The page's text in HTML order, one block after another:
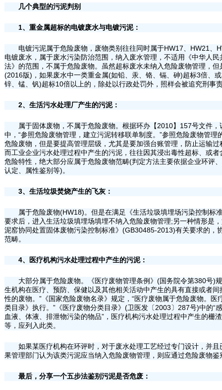
几个典型的污泥判别
1、重金属超标的电镀废水与电镀污泥：
电镀污泥属于危险废物，废物类别往往同时属于HW17、HW21、
电镀废水，属于废水污染防治范围，纳入废水管理，不适用《中华人
法》的范围，不属于危险废物。虽然超标废水未纳入危险废物管理，
(2016版)，如果废水中一类重金属(如铅、汞、铬、镉、砷)超标3倍、
锌、锰、钒)超标10倍以上的，除处以行政处罚外，照样会被追究刑事
2、生活污水处理厂产生的污泥：
属于固体废物，不属于危险废物。根据环办【2010】157号文件
中，“参照危险废物管理，建立污泥转移联单制度。”参照危险废物管理
危险废物，但是要提高管理层级，尤其是要加强台账管理，防止运输
而工业企业污水处理过程中产生的污泥，往往因其浸出毒性超标、或
危险特性，绝大部分应属于危险废物范畴(判定方法主要依据企业环评
认定、属性鉴别等)。
3、生活垃圾焚烧产生的飞灰：
属于危险废物(HW18)。但是在满足《生活垃圾填埋场污染控制标
要求后，进入生活垃圾填埋场填埋不纳入危险废物管理;另一种情形是
泥窑协同处置固体废物污染控制标准》(GB30485-2013)有关要求的，
范畴。
4、医疗机构污水处理过程中产生的污泥：
大部分属于危险废物。《医疗废物管理条例》(国务院令第380号)
生机构在医疗、预防、保健以及其他相关活动中产生的具有直接或者
性的废物。”《国家危险废物名录》规定，“医疗废物属于危险废物。医
类目录》执行。”《医疗废物分类目录》(卫医发〔2003〕287号)中的“
血液、体液、排泄物污染的物品”，医疗机构污水处理过程中产生的栅
等，应列入此类。
如果某医疗机构在环评时，对于废水处理工艺经过专门设计，并
果管理部门认为该类污泥应当纳入危险废物管理，则应通过危险废物
最后，分享一个五步法鉴别污泥是否危废：